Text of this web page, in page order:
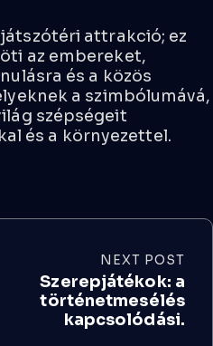
attrakció; ez
az embereket,
és a közös
a szimbólumává,
szépségeit
és a környezettel.
NEXT POST
Szerepjátékok: a
történetmesélés
kapcsolódási.